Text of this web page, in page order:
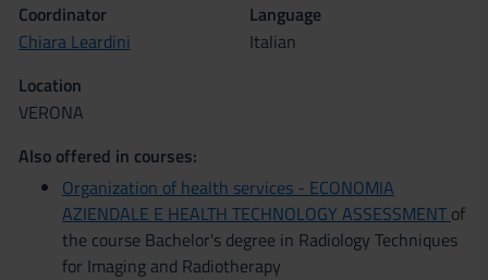
Coordinator
Chiara Leardini
Language
Italian
Location
VERONA
Also offered in courses:
Organization of health services - ECONOMIA
AZIENDALE E HEALTH TECHNOLOGY ASSESSMENT of
the course Bachelor's degree in Radiology Techniques
for Imaging and Radiotherapy